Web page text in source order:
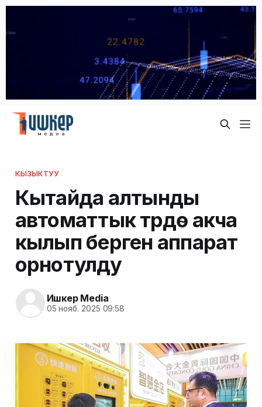
КЫЗЫКТУУ
Кытайда алтынды
автоматтык түрдө акча
кылып берген аппарат
орнотулду
Ишкер Media
05 нояб. 2025 09:58